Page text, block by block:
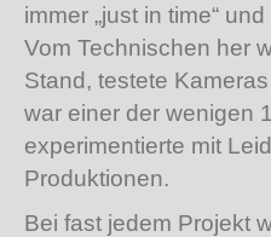
immer „just in time“
Vom Technischen her
Stand, testete
war einer der wenigen
experimentierte mit
Produktionen.
Bei fast jedem Projekt